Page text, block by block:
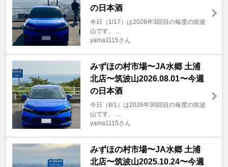
の日本酒
今日（1/17）は2026年3回目の毎度の筑波
山です。 ...
yama1115さん
みずほの村市場〜JA水郷 土浦
北店〜筑波山2026.08.01〜今週
の日本酒
今日（8/1）は2026年30回目の毎度の筑波
山です。 ...
yama1115さん
みずほの村市場〜JA水郷 土浦
北店〜筑波山2025.10.24〜今週